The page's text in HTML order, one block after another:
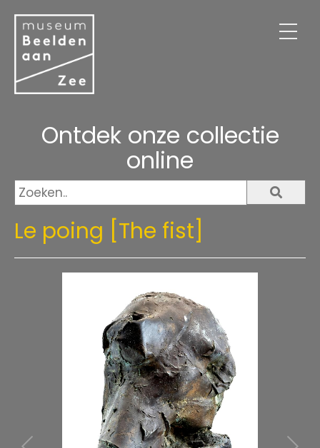
Ontdek onze collectie
online
Le poing [The fist]